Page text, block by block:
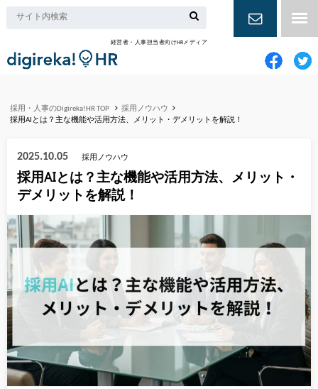
経営者・人事担当者向けHRメディア
お問い合
採用・人事のDigireka!HR TOP
採用ノウハウ
採用AIとは？主な機能や活用方法、メリット・デメリットを解説！
2025.10.05 採用ノウハウ
採用AIとは？主な機能や活用方法、メリット・
デメリットを解説！